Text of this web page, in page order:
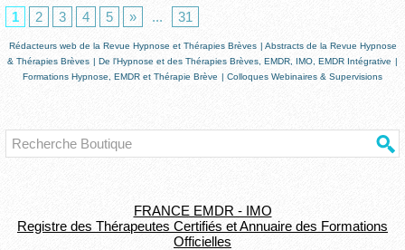
FRANCE EMDR - IMO
Registre des Thérapeutes Certifiés et Annuaire des Formations
Officielles
1
2 3 4 5 » ... 31
Rédacteurs web de la Revue Hypnose et Thérapies Brèves | Abstracts de la Revue Hypnose
& Thérapies Brèves | De l'Hypnose et des Thérapies Brèves, EMDR, IMO, EMDR Intégrative |
Formations Hypnose, EMDR et Thérapie Brève | Colloques Webinaires & Supervisions